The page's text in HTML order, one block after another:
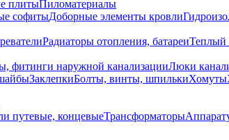
плитыПиломатериалы
софитыДоборные элементы кровли
Радиаторы отопления, батареиТеплый
фитинги наружной канализацииЛюки
ЗаклепкиБолты, винты, шпилькиХомуты
путевые, концевыеТрансформаторы